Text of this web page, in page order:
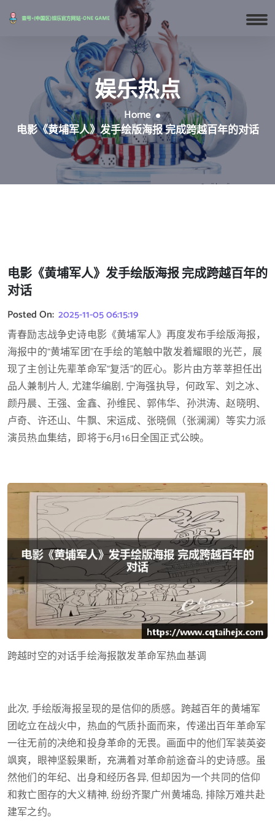
娱乐热点
Home
电影《黄埔军人》发手绘版海报 完成跨越百年的对话
电影《黄埔军人》发手绘版海报 完成跨越百年的
对话
Posted On: 2025-11-05 06:15:19
青春励志战争史诗电影《黄埔军人》再度发布手绘版海报，
海报中的“黄埔军团”在手绘的笔触中散发着耀眼的光芒，展
现了主创让先辈革命军“复活”的匠心。影片由方莘莘担任出
品人兼制片人, 尤建华编剧, 宁海强执导，何政军、刘之冰、
颜丹晨、王强、金鑫、孙维民、郭伟华、孙洪涛、赵晓明、
卢奇、许还山、牛飘、宋运成、张晓佩（张澜澜）等实力派
演员热血集结，即将于6月16日全国正式公映。
跨越时空的对话手绘海报散发革命军热血基调
此次, 手绘版海报呈现的是信仰的质感。跨越百年的黄埔军
团屹立在战火中，热血的气质扑面而来，传递出百年革命军
一往无前的决绝和投身革命的无畏。画面中的他们军装英姿
飒爽，眼神坚毅果断，充满着对革命前途奋斗的史诗感。虽
然他们的年纪、出身和经历各异, 但却因为一个共同的信仰
和救亡图存的大义精神, 纷纷齐聚广州黄埔岛, 排除万难共赴
建军之约。